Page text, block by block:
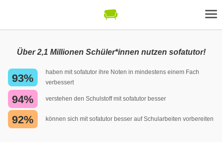
Über 2,1 Millionen Schüler*innen nutzen sofatutor!
93%
haben mit sofatutor ihre Noten in mindestens einem Fach
verbessert
94% verstehen den Schulstoff mit sofatutor besser
92% können sich mit sofatutor besser auf Schularbeiten vorbereiten